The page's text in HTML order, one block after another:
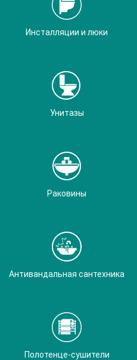
Инсталляции и люки
Унитазы
Раковины
Антивандальная сантехника
Полотенце-сушители